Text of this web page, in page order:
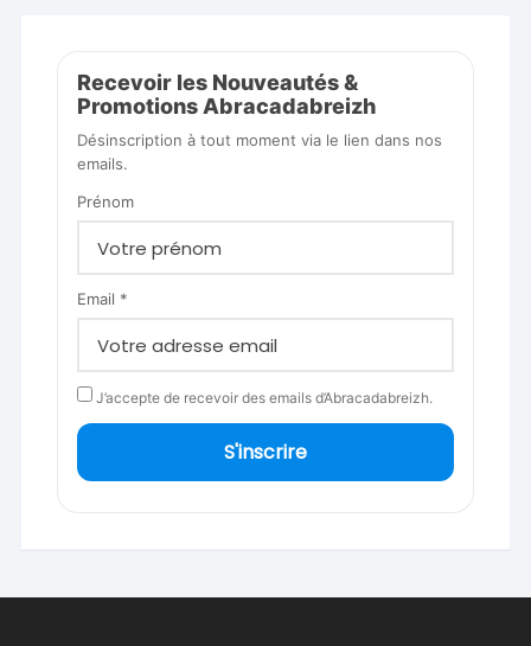
Recevoir les Nouveautés &
Promotions Abracadabreizh
Désinscription à tout moment via le lien dans nos
emails.
Prénom
Email *
J’accepte de recevoir des emails d’Abracadabreizh.
S'inscrire